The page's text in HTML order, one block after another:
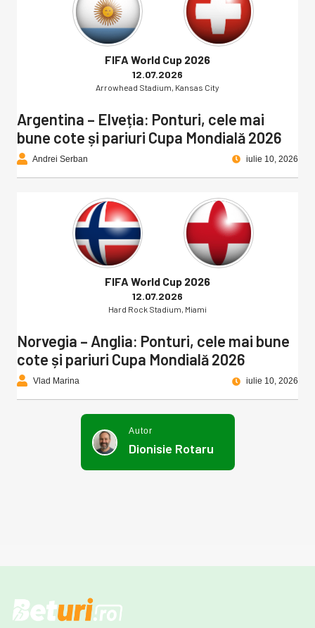
FIFA World Cup 2026
12.07.2026
Arrowhead Stadium, Kansas City
Argentina – Elveția: Ponturi, cele mai
bune cote și pariuri Cupa Mondială 2026
Andrei Serban iulie 10, 2026
FIFA World Cup 2026
12.07.2026
Hard Rock Stadium, Miami
Norvegia – Anglia: Ponturi, cele mai bune
cote și pariuri Cupa Mondială 2026
Vlad Marina iulie 10, 2026
Autor
Dionisie Rotaru